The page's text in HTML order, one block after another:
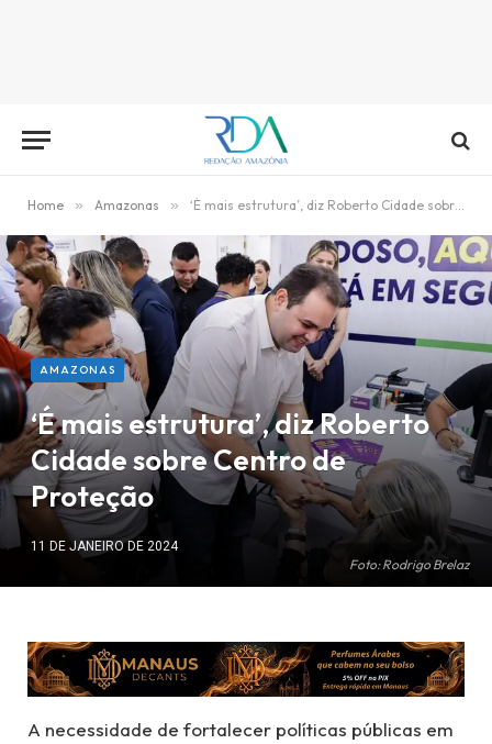
Home » Amazonas » ‘É mais estrutura’, diz Roberto Cidade sobre Centro de Proteção
Foto: Rodrigo Brelaz
AMAZONAS
‘É mais estrutura’, diz Roberto
Cidade sobre Centro de
Proteção
11 DE JANEIRO DE 2024
A necessidade de fortalecer políticas públicas em